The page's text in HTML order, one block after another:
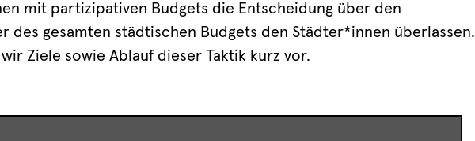
mit partizipativen Budgets die Entscheidung über den
des gesamten städtischen Budgets den Städter*innen überlassen.
Ziele sowie Ablauf dieser Taktik kurz vor.